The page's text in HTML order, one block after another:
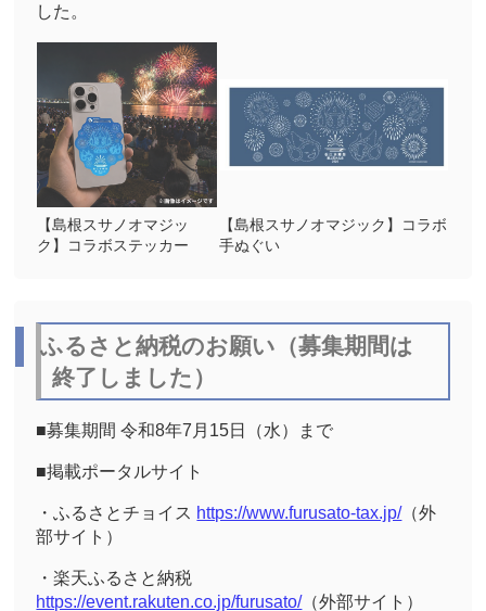
した。
【島根スサノオマジッ
ク】コラボステッカー
【島根スサノオマジック】コラボ
手ぬぐい
ふるさと納税のお願い（募集期間は
終了しました）
■募集期間 令和8年7月15日（水）まで
■掲載ポータルサイト
・ふるさとチョイス https://www.furusato-tax.jp/（外
部サイト）
・楽天ふるさと納税
https://event.rakuten.co.jp/furusato/（外部サイト）